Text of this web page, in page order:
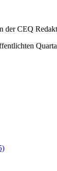
der CEQ